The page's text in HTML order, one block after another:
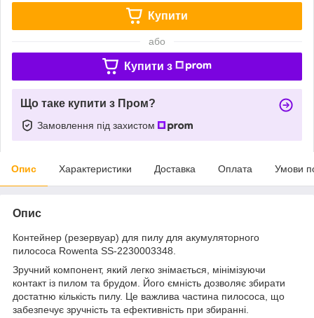
Купити
або
Купити з
Що таке купити з Пром?
Замовлення під захистом
Опис Характеристики Доставка Оплата Умови
Опис
Контейнер (резервуар) для пилу для акумуляторного
пилососа Rowenta SS-2230003348.
Зручний компонент, який легко знімається, мінімізуючи
контакт із пилом та брудом. Його ємність дозволяє збирати
достатню кількість пилу. Це важлива частина пилососа, що
забезпечує зручність та ефективність при збиранні.